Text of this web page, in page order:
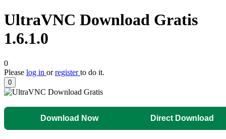
UltraVNC Download Gratis
1.6.1.0
0
Please log in orregisterto do it.
0
Download Now Direct Download